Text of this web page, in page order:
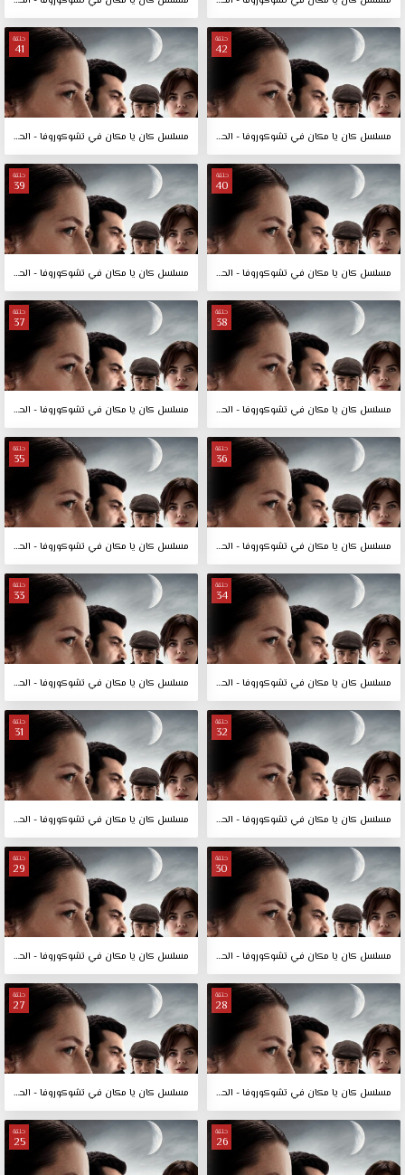
حلقة
42
مسلسل كان يا مكان في تشوكوروفا - الحلقة 42
حلقة
41
مسلسل كان يا مكان في تشوكوروفا - الحلقة 41
حلقة
40
مسلسل كان يا مكان في تشوكوروفا - الحلقة 40
حلقة
39
مسلسل كان يا مكان في تشوكوروفا - الحلقة 39
حلقة
38
مسلسل كان يا مكان في تشوكوروفا - الحلقة 38
حلقة
37
مسلسل كان يا مكان في تشوكوروفا - الحلقة 37
حلقة
36
مسلسل كان يا مكان في تشوكوروفا - الحلقة 36
حلقة
35
مسلسل كان يا مكان في تشوكوروفا - الحلقة 35
حلقة
34
مسلسل كان يا مكان في تشوكوروفا - الحلقة 34
حلقة
33
مسلسل كان يا مكان في تشوكوروفا - الحلقة 33
حلقة
32
مسلسل كان يا مكان في تشوكوروفا - الحلقة 32
حلقة
31
مسلسل كان يا مكان في تشوكوروفا - الحلقة 31
حلقة
30
مسلسل كان يا مكان في تشوكوروفا - الحلقة 30
حلقة
29
مسلسل كان يا مكان في تشوكوروفا - الحلقة 29
حلقة
28
مسلسل كان يا مكان في تشوكوروفا - الحلقة 28
حلقة
27
مسلسل كان يا مكان في تشوكوروفا - الحلقة 27
حلقة
26
حلقة
25